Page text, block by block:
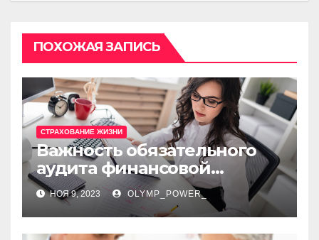
ПОХОЖАЯ ЗАПИСЬ
СТРАХОВАНИЕ ЖИЗНИ
Важность обязательного
аудита финансовой
отчетности
НОЯ 9, 2023 OLYMP_POWER_